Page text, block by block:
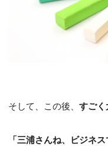
そして、この後、 すごく
「三浦さんね、ビジネ